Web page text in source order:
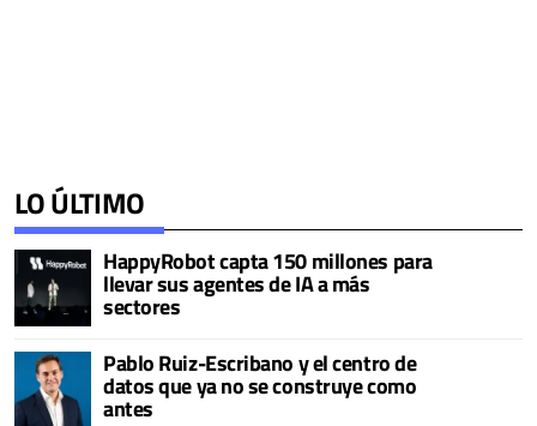
LO ÚLTIMO
HappyRobot capta 150 millones para
llevar sus agentes de IA a más
sectores
Pablo Ruiz-Escribano y el centro de
datos que ya no se construye como
antes